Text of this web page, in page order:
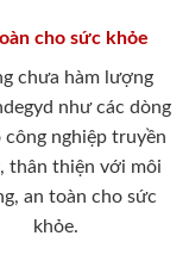
cho sức khỏe
chưa hàm lượng
như các dòng
công nghiệp truyền
thân thiện với môi
an toàn cho sức
khỏe.